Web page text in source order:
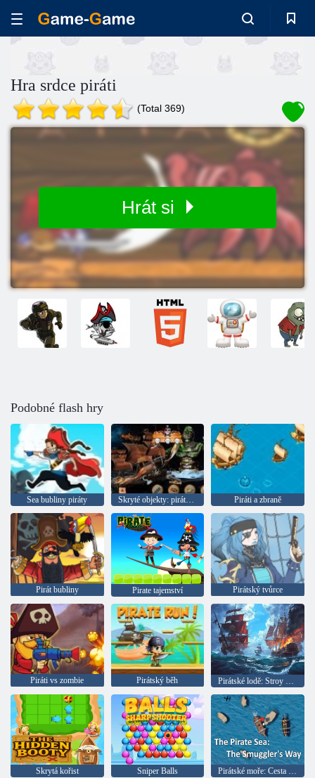
Hra srdce piráti
(Total 369)
Hrát si
Podobné flash hry
Sea bubliny piráty Skryté objekty: pirátský poklad Piráti a zbraně
Pirát bubliny Pirate tajemství Pirátský tvůrce
Piráti vs zombie Pirátský běh Pirátské lodě: Stroy and Fight
Skrytá kořist Sniper Balls